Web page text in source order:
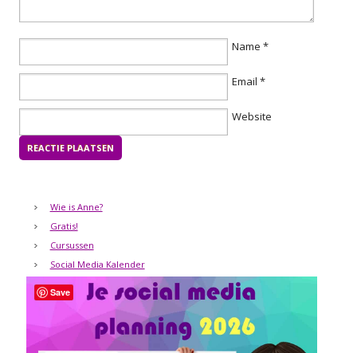
Name *
Email *
Website
Wie is Anne?
Gratis!
Cursussen
Social Media Kalender
Save